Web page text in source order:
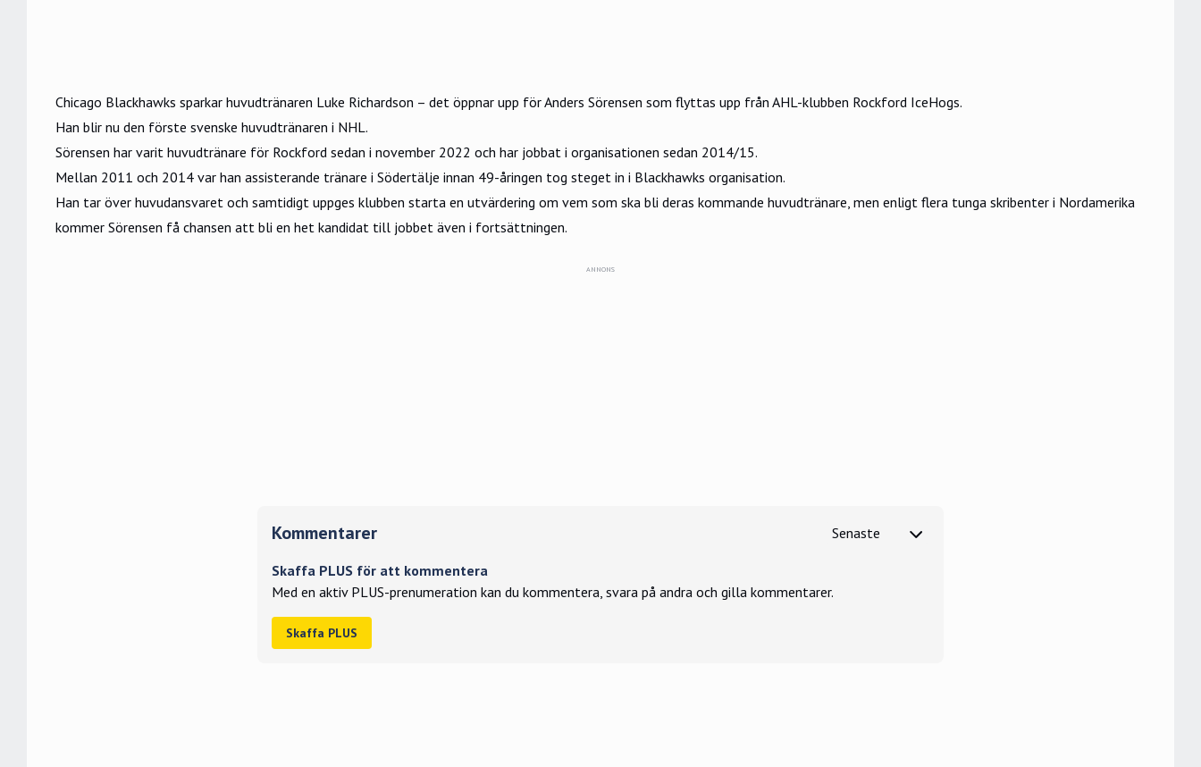
Chicago Blackhawks sparkar huvudtränaren Luke Richardson – det öppnar upp för Anders Sörensen som flyttas upp från AHL-klubben Rockford IceHogs.
Han blir nu den förste svenske huvudtränaren i NHL.
Sörensen har varit huvudtränare för Rockford sedan i november 2022 och har jobbat i organisationen sedan 2014/15.
Mellan 2011 och 2014 var han assisterande tränare i Södertälje innan 49-åringen tog steget in i Blackhawks organisation.
Han tar över huvudansvaret och samtidigt uppges klubben starta en utvärdering om vem som ska bli deras kommande huvudtränare, men enligt flera tunga skribenter i Nordamerika
kommer Sörensen få chansen att bli en het kandidat till jobbet även i fortsättningen.
Kommentarer
Skaffa PLUS för att kommentera
Med en aktiv PLUS-prenumeration kan du kommentera, svara på andra och gilla kommentarer.
Skaffa PLUS